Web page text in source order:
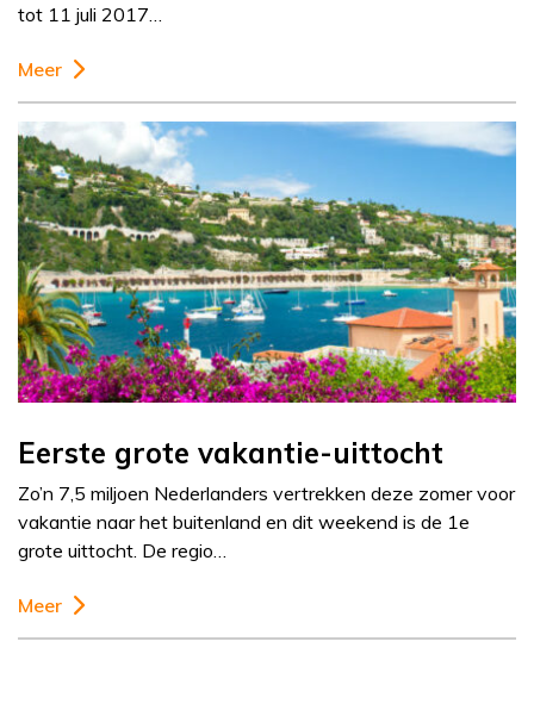
tot 11 juli 2017…
Meer
Eerste grote vakantie-uittocht
Zo’n 7,5 miljoen Nederlanders vertrekken deze zomer voor
vakantie naar het buitenland en dit weekend is de 1e
grote uittocht. De regio…
Meer